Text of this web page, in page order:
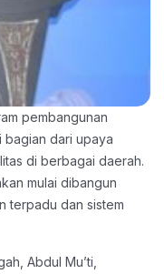
pembangunan
bagian dari upaya
di berbagai daerah.
mulai dibangun
terpadu dan sistem
Abdul Mu’ti,